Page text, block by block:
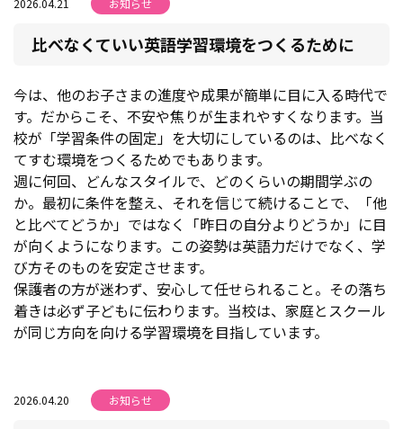
比べなくていい英語学習環境をつくるために
今は、他のお子さまの進度や成果が簡単に目に入る時代で
す。だからこそ、不安や焦りが生まれやすくなります。当
校が「学習条件の固定」を大切にしているのは、比べなく
てすむ環境をつくるためでもあります。
週に何回、どんなスタイルで、どのくらいの期間学ぶの
か。最初に条件を整え、それを信じて続けることで、「他
と比べてどうか」ではなく「昨日の自分よりどうか」に目
が向くようになります。この姿勢は英語力だけでなく、学
び方そのものを安定させます。
保護者の方が迷わず、安心して任せられること。その落ち
着きは必ず子どもに伝わります。当校は、家庭とスクール
が同じ方向を向ける学習環境を目指しています。
2026.04.20 お知らせ